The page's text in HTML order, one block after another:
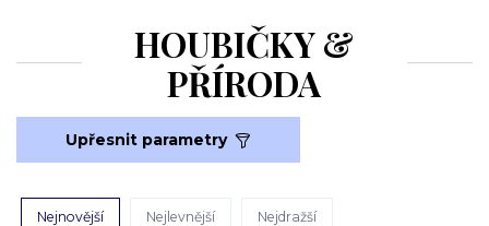
HOUBIČKY &
PŘÍRODA
Upřesnit parametry
Nejnovější Nejlevnější Nejdražší